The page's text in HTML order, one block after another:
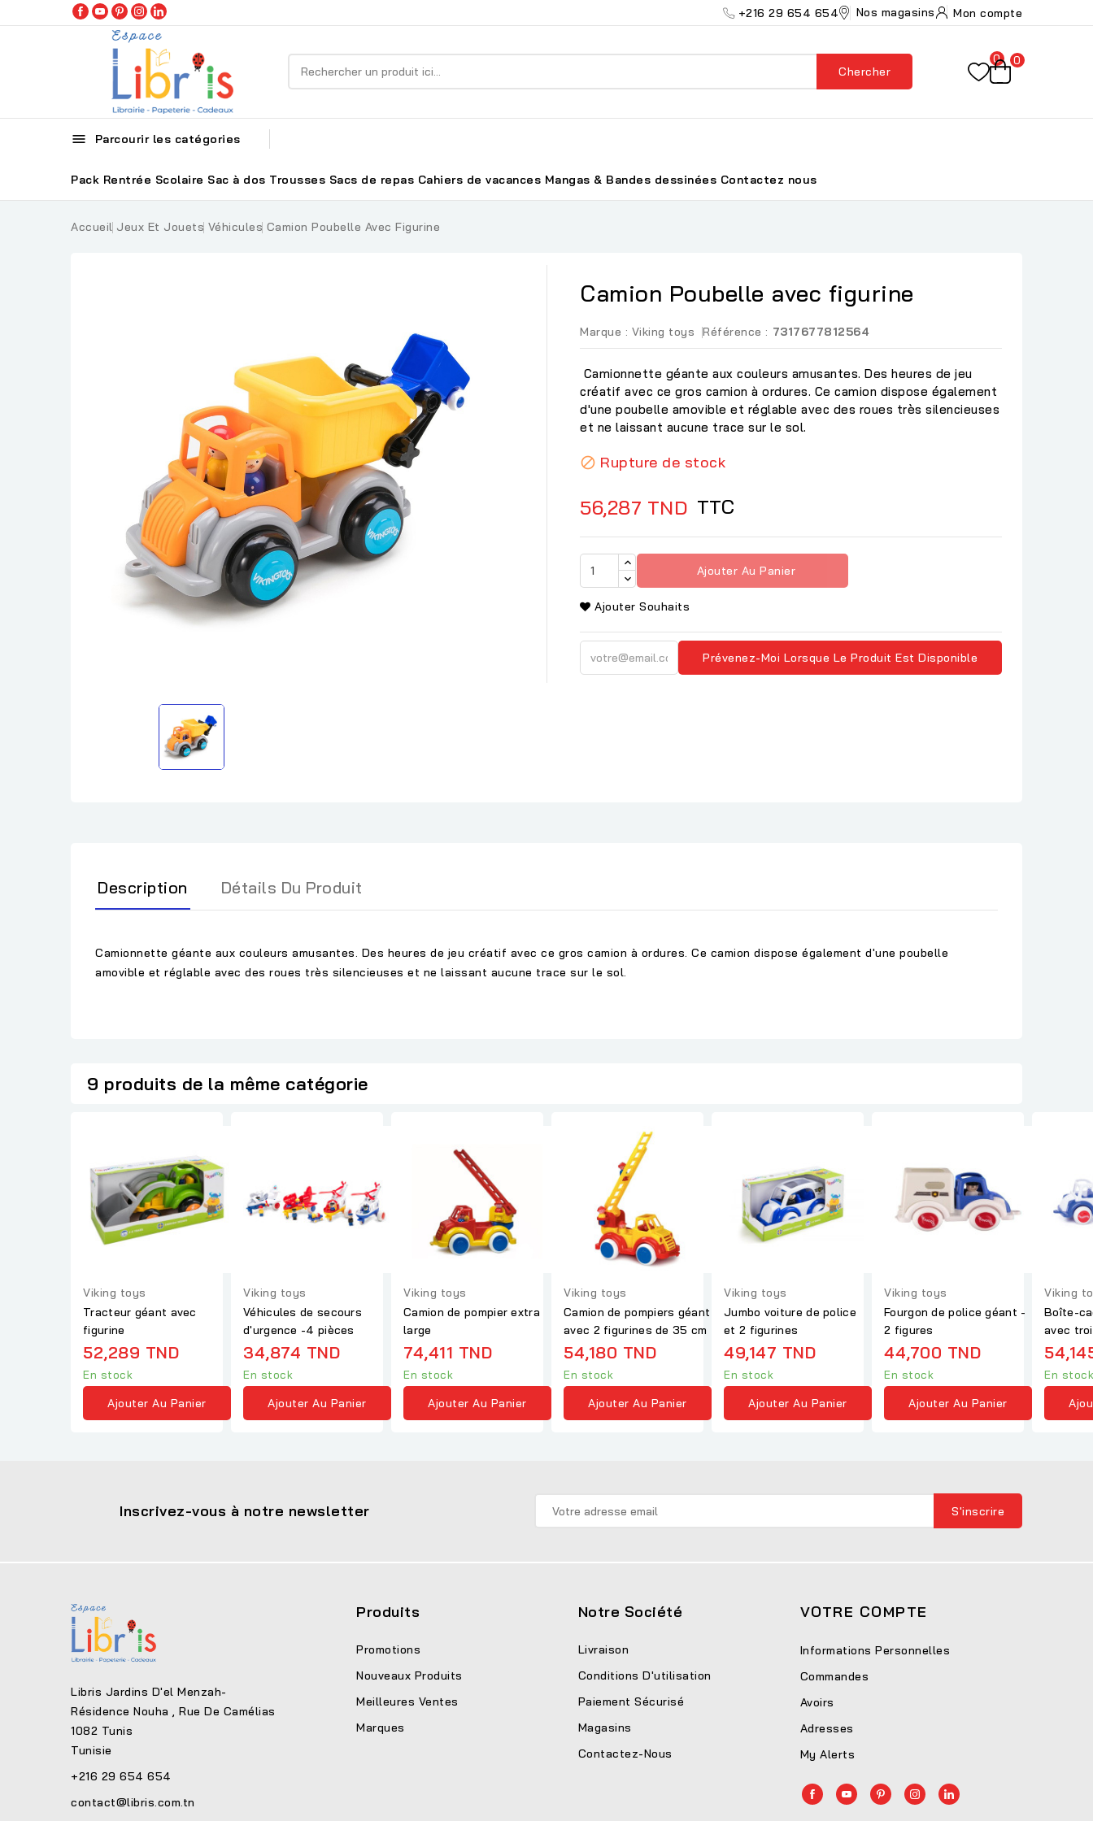
+216 29 654 654 Nos magasins Mon compte
Chercher
0 0
 Parcourir les catégories
Pack Rentrée Scolaire Sac à dos Trousses Sacs de repas Cahiers de vacances Mangas & Bandes dessinées Contactez nous
Accueil Jeux Et Jouets Véhicules Camion Poubelle Avec Figurine
Camion Poubelle avec figurine
Marque : Viking toys Référence : 7317677812564
Camionnette géante aux couleurs amusantes. Des heures de jeu
créatif avec ce gros camion à ordures. Ce camion dispose également
d'une poubelle amovible et réglable avec des roues très silencieuses
et ne laissant aucune trace sur le sol.
 Rupture de stock
56,287 TND TTC
Ajouter Au Panier
Ajouter Souhaits
Prévenez-Moi Lorsque Le Produit Est Disponible
Description Détails Du Produit
Camionnette géante aux couleurs amusantes. Des heures de jeu créatif avec ce gros camion à ordures. Ce camion dispose également d'une poubelle
amovible et réglable avec des roues très silencieuses et ne laissant aucune trace sur le sol.
9 produits de la même catégorie
Viking toys
Tracteur géant avec
figurine
52,289 TND
En stock
Ajouter Au Panier
Viking toys
Véhicules de secours
d'urgence -4 pièces
34,874 TND
En stock
Ajouter Au Panier
Viking toys
Camion de pompier extra
large
74,411 TND
En stock
Ajouter Au Panier
Viking toys
Camion de pompiers géant
avec 2 figurines de 35 cm
54,180 TND
En stock
Ajouter Au Panier
Viking toys
Jumbo voiture de police
et 2 figurines
49,147 TND
En stock
Ajouter Au Panier
Viking toys
Fourgon de police géant -
2 figures
44,700 TND
En stock
Ajouter Au Panier
Viking
Boîte-
avec
En stock
Inscrivez-vous à notre newsletter
Libris Jardins D'el Menzah-
Résidence Nouha , Rue De Camélias
1082 Tunis
Tunisie
+216 29 654 654
contact@libris.com.tn
Produits
Promotions
Nouveaux Produits
Meilleures Ventes
Marques
Notre Société
Livraison
Conditions D'utilisation
Paiement Sécurisé
Magasins
Contactez-Nous
VOTRE COMPTE
Informations Personnelles
Commandes
Avoirs
Adresses
My Alerts